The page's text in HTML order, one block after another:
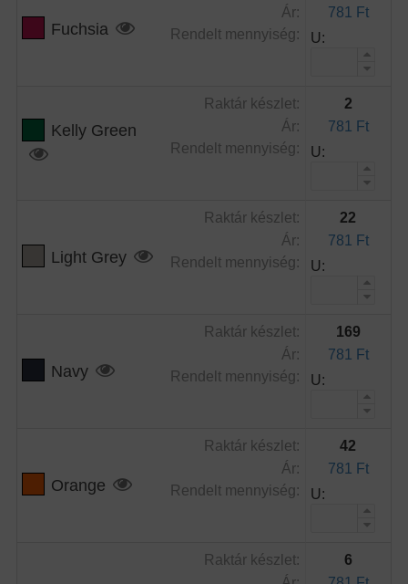
Fuchsia
Ár:
Rendelt mennyiség:
781 Ft
U:
Kelly Green
Raktár készlet:
Ár:
Rendelt mennyiség:
2
781 Ft
U:
Light Grey
Raktár készlet:
Ár:
Rendelt mennyiség:
22
781 Ft
U:
Navy
Raktár készlet:
Ár:
Rendelt mennyiség:
169
781 Ft
U:
Orange
Raktár készlet:
Ár:
Rendelt mennyiség:
42
781 Ft
U:
Raktár készlet:
6